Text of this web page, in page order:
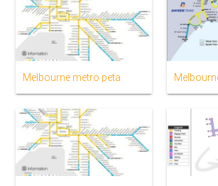
Melbourne metro peta